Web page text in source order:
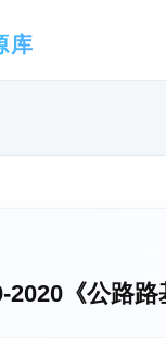
库
2020《公路路